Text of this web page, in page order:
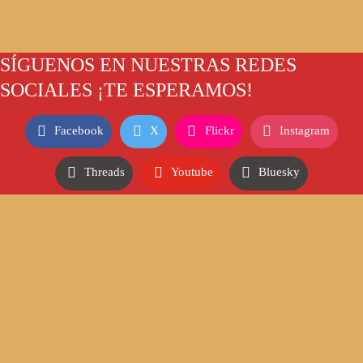
SÍGUENOS EN NUESTRAS REDES
SOCIALES ¡TE ESPERAMOS!
Facebook X Flickr Instagram
Threads Youtube Bluesky